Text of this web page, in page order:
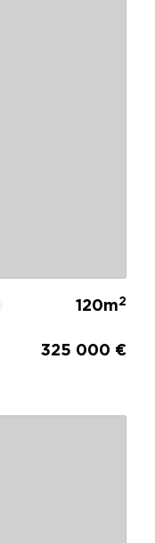
120m2
325 000 €